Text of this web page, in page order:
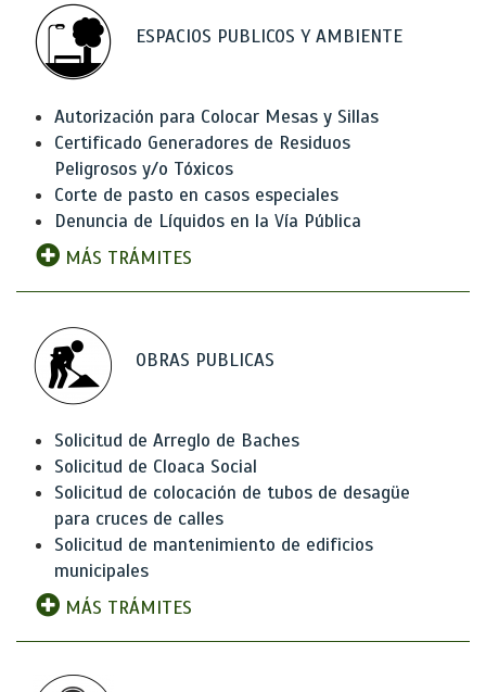
ESPACIOS PUBLICOS Y AMBIENTE
Autorización para Colocar Mesas y Sillas
Certificado Generadores de Residuos
Peligrosos y/o Tóxicos
Corte de pasto en casos especiales
Denuncia de Líquidos en la Vía Pública
MÁS TRÁMITES
OBRAS PUBLICAS
Solicitud de Arreglo de Baches
Solicitud de Cloaca Social
Solicitud de colocación de tubos de desagüe
para cruces de calles
Solicitud de mantenimiento de edificios
municipales
MÁS TRÁMITES